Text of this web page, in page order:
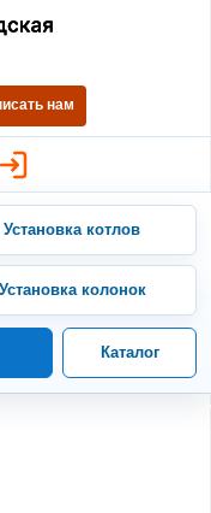
Газовая
нам
Установка котлов
Установка колонок
Каталог